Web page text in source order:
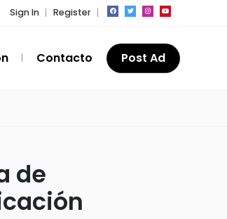
Sign In Register
Contacto Post Ad
de